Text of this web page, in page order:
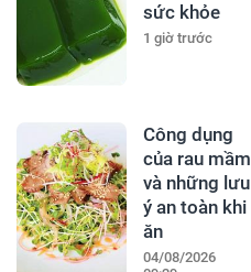
sức khỏe
1 giờ trước
Công dụng
của rau mầm
và những lưu
ý an toàn khi
ăn
04/08/2026